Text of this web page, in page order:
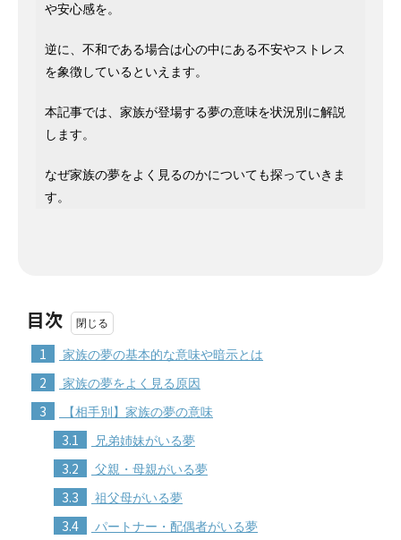
や安心感を。
逆に、不和である場合は心の中にある不安やストレス
を象徴しているといえます。
本記事では、家族が登場する夢の意味を状況別に解説
します。
なぜ家族の夢をよく見るのかについても探っていきま
す。
目次
1 家族の夢の基本的な意味や暗示とは
2 家族の夢をよく見る原因
3 【相手別】家族の夢の意味
3.1 兄弟姉妹がいる夢
3.2 父親・母親がいる夢
3.3 祖父母がいる夢
3.4 パートナー・配偶者がいる夢